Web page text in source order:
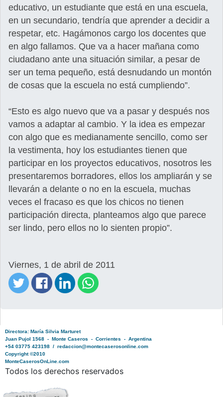
educativo, un estudiante que está en una escuela,
en un secundario, tendría que aprender a decidir a
respetar, etc. Hagámonos cargo los docentes que
en algo fallamos. Que va a hacer mañana como
ciudadano ante una situación similar, a pesar de
ser un tema pequeño, está desnudando un montón
de cosas que la escuela no está cumpliendo”.
“Esto es algo nuevo que va a pasar y después nos
vamos a adaptar al cambio. Y la idea es empezar
con algo que es medianamente sencillo, como ser
la vestimenta, hoy los estudiantes tienen que
participar en los proyectos educativos, nosotros les
presentaremos borradores, ellos los ampliarán y se
llevarán a delante o no en la escuela, muchas
veces el fracaso es que los chicos no tienen
participación directa, planteamos algo que parece
ser lindo, pero ellos no lo sienten propio”.
Viernes, 1 de abril de 2011
Directora: María Silvia Marturet
Juan Pujol 1568 - Monte Caseros - Corrientes - Argentina
+54 03775 423198 / redaccion@montecaserosonline.com
Copyright ©2010
MonteCaserosOnLine.com
Todos los derechos reservados